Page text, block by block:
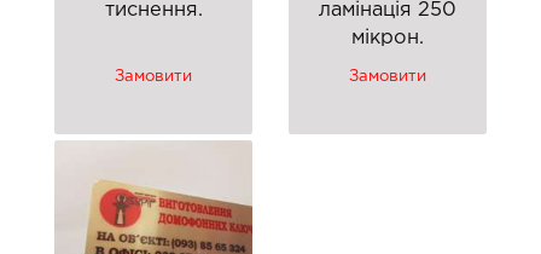
тиснення.
Замовити
ламінація 250
мікрон.
Замовити